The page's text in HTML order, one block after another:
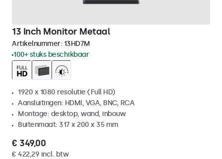
13 Inch Monitor Metaal
Artikelnummer: 13HD7M
100+ stuks beschikbaar
1920 x 1080 resolutie (Full HD)
Aansluitingen: HDMI, VGA, BNC, RCA
Montage: desktop, wand, inbouw
Buitenmaat: 317 x 200 x 35 mm
€ 349,00
€ 422,29 incl. btw